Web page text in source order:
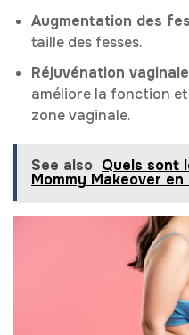
Augmentation des
taille des fesses.
Réjuvénation
améliore la fonction
zone vaginale.
See also Quels sont
Mommy Makeover